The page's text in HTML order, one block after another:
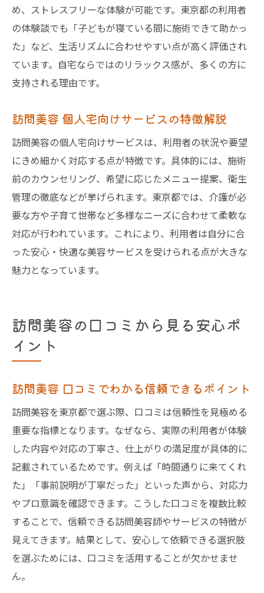
め、ストレスフリーな体験が可能です。東京都の利用者
の体験談でも「子どもが寝ている間に施術できて助かっ
た」など、生活リズムに合わせやすい点が高く評価され
ています。自宅ならではのリラックス感が、多くの方に
支持される理由です。
訪問美容 個人宅向けサービスの特徴解説
訪問美容の個人宅向けサービスは、利用者の状況や要望
にきめ細かく対応する点が特徴です。具体的には、施術
前のカウンセリング、希望に応じたメニュー提案、衛生
管理の徹底などが挙げられます。東京都では、介護が必
要な方や子育て世帯など多様なニーズに合わせて柔軟な
対応が行われています。これにより、利用者は自分に合
った安心・快適な美容サービスを受けられる点が大きな
魅力となっています。
訪問美容の口コミから見る安心ポ
イント
訪問美容 口コミでわかる信頼できるポイント
訪問美容を東京都で選ぶ際、口コミは信頼性を見極める
重要な指標となります。なぜなら、実際の利用者が体験
した内容や対応の丁寧さ、仕上がりの満足度が具体的に
記載されているためです。例えば「時間通りに来てくれ
た」「事前説明が丁寧だった」といった声から、対応力
やプロ意識を確認できます。こうした口コミを複数比較
することで、信頼できる訪問美容師やサービスの特徴が
見えてきます。結果として、安心して依頼できる選択肢
を選ぶためには、口コミを活用することが欠かせませ
ん。